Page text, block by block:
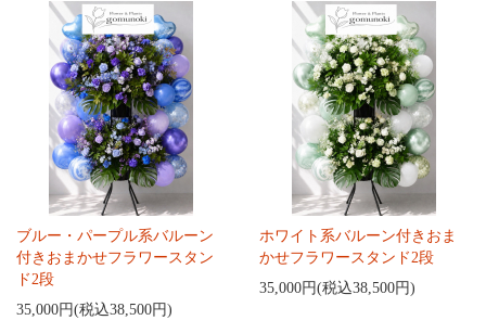
ブルー・パープル系バルーン
付きおまかせフラワースタン
ド2段
35,000円(税込38,500円)
ホワイト系バルーン付きおま
かせフラワースタンド2段
35,000円(税込38,500円)